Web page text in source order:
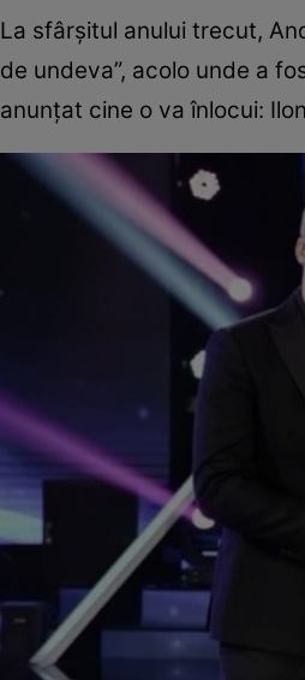
La sfârșitul anului trecut,
de undeva”, acolo unde a
anunțat cine o va înlocui: